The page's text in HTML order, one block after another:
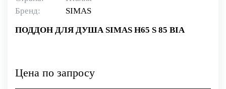
Бренд:
SIMAS
ПОДДОН ДЛЯ ДУША SIMAS H65 S 85 BIA
Цена по запросу